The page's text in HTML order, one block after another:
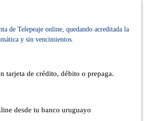
de Telepeaje online, quedando acreditada la
y sin vencimientos.
tarjeta de crédito, débito o prepaga.
desde tu banco uruguayo